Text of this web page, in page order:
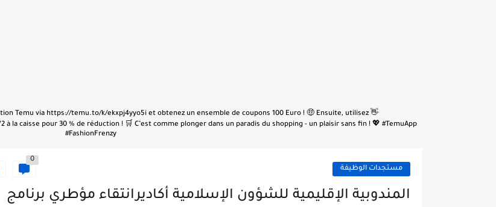
Temu via https://temu.to/k/ekxpj4yyo5i et obtenez un ensemble de coupons 100 Euro ! 🤑 Ensuite, utilisez
à la caisse pour 30 % de réduction ! 🛒 C’est comme plonger dans un paradis du shopping - un plaisir sans fin ! 💖 #TemuApp
#FashionFrenzy
مستجدات الوظيفة
0
المندوبية الإقليمية للشؤون الإسلامية أكاديرانتقاء مؤطري برنامج